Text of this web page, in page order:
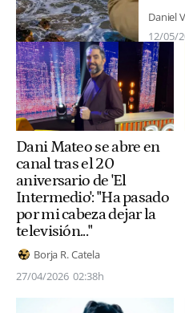
Daniel
12/05/
Dani Mateo se abre en
canal tras el 20
aniversario de 'El
Intermedio': "Ha pasado
por mi cabeza dejar la
televisión..."
Borja R. Catela
27/04/2026 02:38h